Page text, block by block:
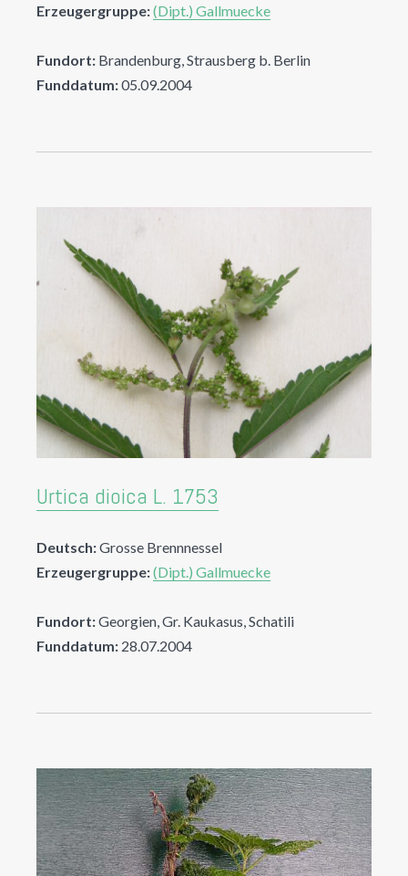
Erzeugergruppe:(Dipt.) Gallmuecke
Fundort: Brandenburg, Strausberg b. Berlin
Funddatum:05.09.2004
Urtica dioica L. 1753
Deutsch:Grosse Brennnessel
Erzeugergruppe:(Dipt.) Gallmuecke
Fundort:Georgien, Gr. Kaukasus, Schatili
Funddatum: 28.07.2004